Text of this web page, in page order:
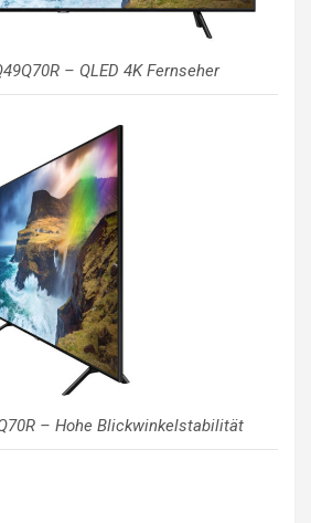
– QLED 4K Fernseher
– Hohe Blickwinkelstabilität